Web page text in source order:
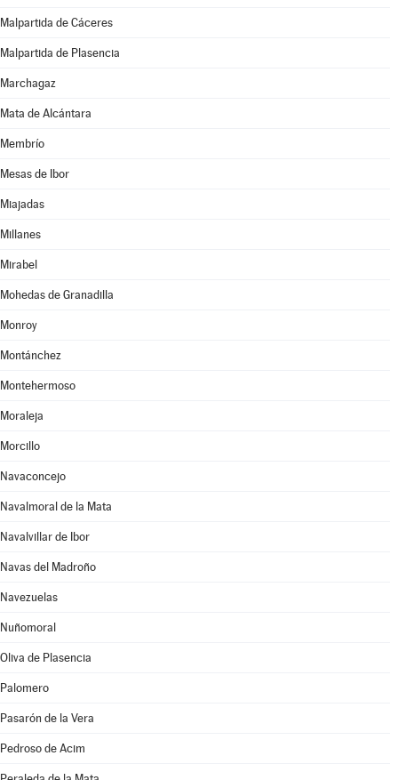
Malpartida de Cáceres
Malpartida de Plasencia
Marchagaz
Mata de Alcántara
Membrío
Mesas de Ibor
Miajadas
Millanes
Mirabel
Mohedas de Granadilla
Monroy
Montánchez
Montehermoso
Moraleja
Morcillo
Navaconcejo
Navalmoral de la Mata
Navalvillar de Ibor
Navas del Madroño
Navezuelas
Nuñomoral
Oliva de Plasencia
Palomero
Pasarón de la Vera
Pedroso de Acim